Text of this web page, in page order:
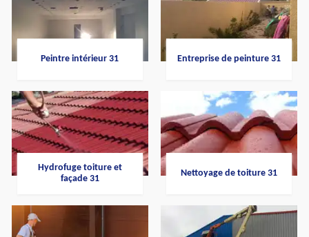
Peintre intérieur 31 Entreprise de peinture 31
Hydrofuge toiture et
façade 31
Nettoyage de toiture 31